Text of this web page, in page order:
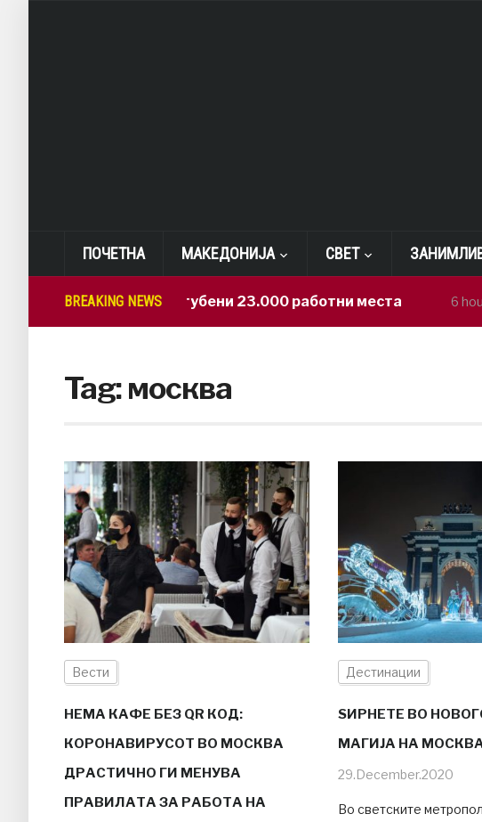
ПОЧЕТНА МАКЕДОНИЈА СВЕТ
BREAKING NEWS
САД: Изгубени 23.000 работни места 6 hours
Tag:москва
Вести
НЕМА КАФЕ БЕЗ QR КОД:
КОРОНАВИРУСОТ ВО МОСКВА
ДРАСТИЧНО ГИ МЕНУВА
ПРАВИЛАТА ЗА РАБОТА НА
Дестинации
ЅИРНЕТЕ ВО
МАГИЈА НА
29.December.2020
Во светските